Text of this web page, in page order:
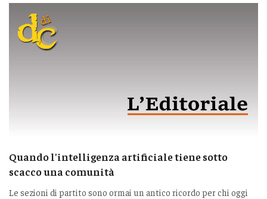
Quando l'intelligenza artificiale tiene sotto
scacco una comunità
Le sezioni di partito sono ormai un antico ricordo per chi oggi